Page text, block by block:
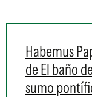
Habemus
de El baño
sumo